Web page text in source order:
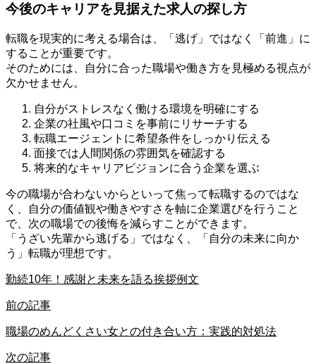
今後のキャリアを見据えた求人の探し方
転職を現実的に考える場合は、「逃げ」ではなく「前進」に
することが重要です。
そのためには、自分に合った職場や働き方を見極める視点が
欠かせません。
自分がストレスなく働ける環境を明確にする
企業の社風や口コミを事前にリサーチする
転職エージェントに希望条件をしっかり伝える
面接では人間関係の雰囲気を確認する
将来的なキャリアビジョンに合う企業を選ぶ
今の職場が合わないからといって焦って転職するのではな
く、自分の価値観や働きやすさを軸に企業選びを行うこと
で、次の職場での後悔を減らすことができます。
「うざい先輩から逃げる」ではなく、「自分の未来に向か
う」転職が理想です。
勤続10年！感謝と未来を語る挨拶例文
前の記事
職場のめんどくさい女との付き合い方：実践的対処法
次の記事